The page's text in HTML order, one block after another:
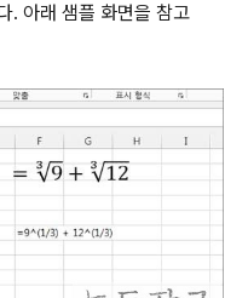
. 아래 샘플 화면을 참고